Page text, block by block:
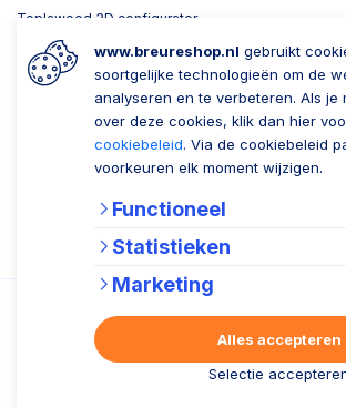
Toplawood 3D configurator
Kijk mee met Breure
Wil je ons volgen? Zaken
Zakelijk
Account
Nieuwsbrief
www.breureshop.nl gebruikt
soortgelijke technologieën om de
analyseren en te verbeteren. Als je
over deze cookies, klik dan hier
cookiebeleid. Via de cookiebeleid
voorkeuren elk moment wijzigen.
Functioneel
Statistieken
Marketing
Selectie
Alles accepteren